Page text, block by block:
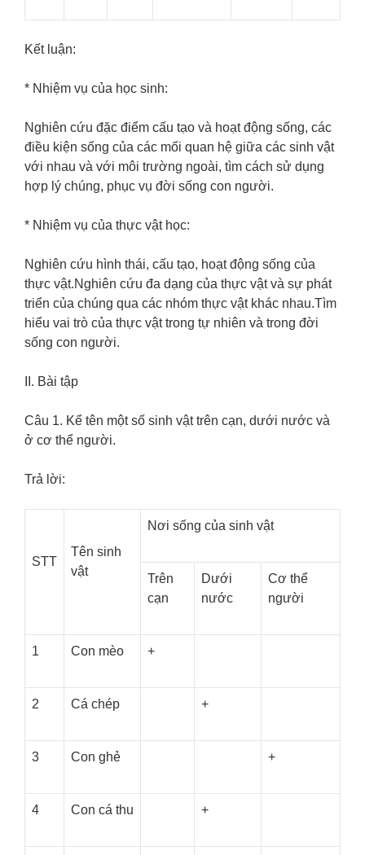
Kết luận:
* Nhiệm vụ của học sinh:
Nghiên cứu đặc điểm cấu tạo và hoạt động sống, các
điều kiện sống của các mối quan hệ giữa các sinh vật
với nhau và với môi trường ngoài, tìm cách sử dụng
hợp lý chúng, phục vụ đời sống con người.
* Nhiệm vụ của thực vật học:
Nghiên cứu hình thái, cấu tạo, hoạt động sống của
thực vật.Nghiên cứu đa dạng của thực vật và sự phát
triển của chúng qua các nhóm thực vật khác nhau.Tìm
hiểu vai trò của thực vật trong tự nhiên và trong đời
sống con người.
II. Bài tập
Câu 1. Kể tên một số sinh vật trên cạn, dưới nước và
ở cơ thể người.
Trả lời:
STT
Tên sinh
vật
Nơi sống của sinh vật
Trên
cạn
Dưới
nước
Cơ thể
người
1 Con mèo +
2 Cá chép +
3 Con ghẻ +
4 Con cá thu +